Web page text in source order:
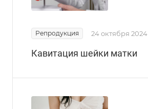
Репродукция 24 октября 2024
Кавитация шейки матки